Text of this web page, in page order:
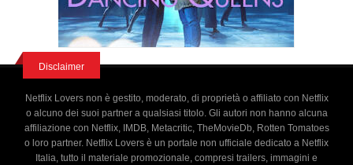
Disclaimer
Netflix Lovers non è gestito, moderato, di proprietà o affiliato con Netflix
o alcuno dei suoi partner a qualsiasi titolo. Gli autori non hanno alcuna
affiliazione con Netflix, IMDB, Metacritic, TheMovieDb, Rotten Tomatoes
o loro partner. Netflix Lovers è un portale non ufficiale dedicato a Netflix
Italia, tutto il materiale promozionale, compresi trailers, immagini e